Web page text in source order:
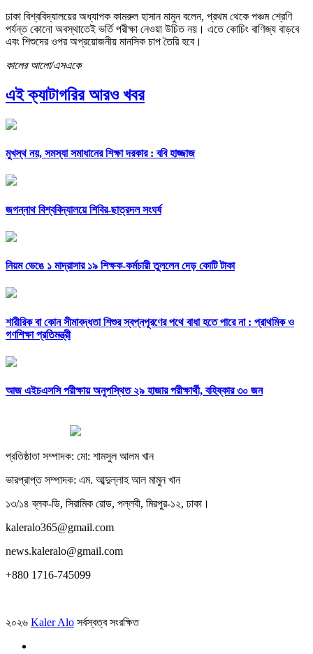
ঢাকা বিশ্ববিদ্যালয়ের অধ্যাপক কামরুল হাসান মামুন বলেন, প্রথম থেকে পঞ্চম শ্রেণি
পর্যন্ত কোনো অবস্থাতেই ভর্তি পরীক্ষা নেওয়া উচিত নয়। এতে কোচিং বাণিজ্য বাড়বে
এবং শিশুদের ওপর অপ্রয়োজনীয় মানসিক চাপ তৈরি হবে।
কালের আলো/এসএকে
এই ক্যাটাগরির আরও খবর
মুখস্থ নয়, সমস্যা সমাধানের শিক্ষা দরকার : ববি হাজ্জাজ
জগন্নাথ বিশ্ববিদ্যালয়ে শিবির-ছাত্রদল সংঘর্ষ
নিয়ম ভেঙে ১ মাদ্রাসার ১৯ শিক্ষক-কর্মচারী তুললেন দেড় কোটি টাকা
শারীরিক বা কোন সীমাবদ্ধতা শিশুর স্বপ্নপূরণের পথে বাধা হতে পারে না : প্রাথমিক ও
গণশিক্ষা প্রতিমন্ত্রী
আজ এইচএসসি পরীক্ষায় অনুপস্থিত ২৯ হাজার পরীক্ষার্থী, বহিষ্কার ৩০ জন
প্রতিষ্ঠাতা সম্পাদক: মো: শামসুল আলম খান
ভারপ্রাপ্ত সম্পাদক: এম. আব্দুল্লাহ আল মামুন খান
১৩/১৪ ব্লক-ডি, সিরামিক রোড, পল্লবী, মিরপুর-১২, ঢাকা।
kaleralo365@gmail.com
news.kaleralo@gmail.com
+880 1716-745099
২০২৬ Kaler Alo সর্বস্বত্ব সংরক্ষিত